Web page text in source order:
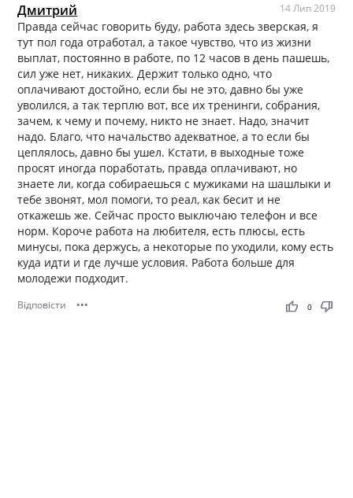
Дмитрий 14 Лип 2019
Правда сейчас говорить буду, работа здесь зверская, я
тут пол года отработал, а такое чувство, что из жизни
выплат, постоянно в работе, по 12 часов в день пашешь,
сил уже нет, никаких. Держит только одно, что
оплачивают достойно, если бы не это, давно бы уже
уволился, а так терплю вот, все их тренинги, собрания,
зачем, к чему и почему, никто не знает. Надо, значит
надо. Благо, что начальство адекватное, а то если бы
цеплялось, давно бы ушел. Кстати, в выходные тоже
просят иногда поработать, правда оплачивают, но
знаете ли, когда собираешься с мужиками на шашлыки и
тебе звонят, мол помоги, то реал, как бесит и не
откажешь же. Сейчас просто выключаю телефон и все
норм. Короче работа на любителя, есть плюсы, есть
минусы, пока держусь, а некоторые по уходили, кому есть
куда идти и где лучше условия. Работа больше для
молодежи подходит.
Відповісти ••• thumb_up thumb_down
0